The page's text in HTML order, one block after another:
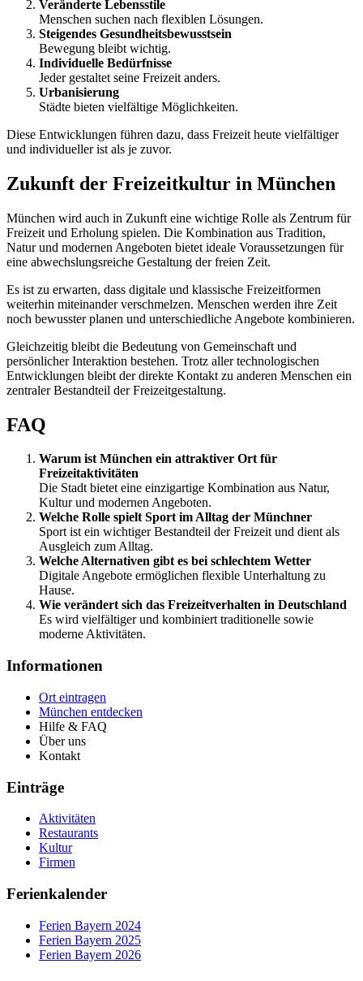
Veränderte Lebensstile
Menschen suchen nach flexiblen Lösungen.
Steigendes Gesundheitsbewusstsein
Bewegung bleibt wichtig.
Individuelle Bedürfnisse
Jeder gestaltet seine Freizeit anders.
Urbanisierung
Städte bieten vielfältige Möglichkeiten.
Diese Entwicklungen führen dazu, dass Freizeit heute vielfältiger
und individueller ist als je zuvor.
Zukunft der Freizeitkultur in München
München wird auch in Zukunft eine wichtige Rolle als Zentrum für
Freizeit und Erholung spielen. Die Kombination aus Tradition,
Natur und modernen Angeboten bietet ideale Voraussetzungen für
eine abwechslungsreiche Gestaltung der freien Zeit.
Es ist zu erwarten, dass digitale und klassische Freizeitformen
weiterhin miteinander verschmelzen. Menschen werden ihre Zeit
noch bewusster planen und unterschiedliche Angebote kombinieren.
Gleichzeitig bleibt die Bedeutung von Gemeinschaft und
persönlicher Interaktion bestehen. Trotz aller technologischen
Entwicklungen bleibt der direkte Kontakt zu anderen Menschen ein
zentraler Bestandteil der Freizeitgestaltung.
FAQ
Warum ist München ein attraktiver Ort für
Freizeitaktivitäten
Die Stadt bietet eine einzigartige Kombination aus Natur,
Kultur und modernen Angeboten.
Welche Rolle spielt Sport im Alltag der Münchner
Sport ist ein wichtiger Bestandteil der Freizeit und dient als
Ausgleich zum Alltag.
Welche Alternativen gibt es bei schlechtem Wetter
Digitale Angebote ermöglichen flexible Unterhaltung zu
Hause.
Wie verändert sich das Freizeitverhalten in Deutschland
Es wird vielfältiger und kombiniert traditionelle sowie
moderne Aktivitäten.
Informationen
Ort eintragen
München entdecken
Hilfe & FAQ
Über uns
Kontakt
Einträge
Aktivitäten
Restaurants
Kultur
Firmen
Ferienkalender
Ferien Bayern 2024
Ferien Bayern 2025
Ferien Bayern 2026